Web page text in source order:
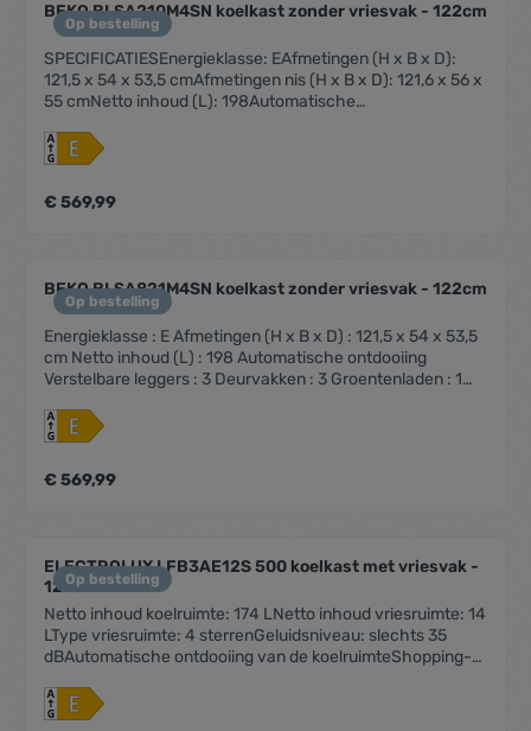
Op bestelling
BEKO BLSA210M4SN koelkast zonder vriesvak - 122cm
SPECIFICATIESEnergieklasse: EAfmetingen (H x B x D):
121,5 x 54 x 53,5 cmAfmetingen nis (H x B x D): 121,6 x 56 x
55 cmNetto inhoud (L): 198Automatische
3Groentenladen: 1Omkeerbare deurMeubelbevestiging:
geleidersysteemUitsluitend voor
voetjesIngebouwde verdamperRegelbare
energieverbruik (kWu): 100Energy Efficency Index (EEI):
99.3Gewicht (Kg): 38.5
€ 569,99
Op bestelling
BEKO BLSA821M4SN koelkast zonder vriesvak - 122cm
Energieklasse : E Afmetingen (H x B x D) : 121,5 x 54 x 53,5
cm Netto inhoud (L) : 198 Automatische ontdooiing
Verstelbare leggers : 3 Deurvakken : 3 Groentenladen : 1
geleidersysteem Uitsluitend voor kolombouw
Binnenverlichting : LED Verstelbare voetjes Ingebouwde
35 dBA Geluidsklasse : C Koelgas : R600a Klimaatklasse :
€ 569,99
Op bestelling
ELECTROLUX LFB3AE12S 500 koelkast met vriesvak -
122cm
Netto inhoud koelruimte: 174 LNetto inhoud vriesruimte: 14
LType vriesruimte: 4 sterrenGeluidsniveau: slechts 35
dBAutomatische ontdooiing van de koelruimteShopping-
interieurverlichtingDeurscharnieren: rechts
&omkeerbaarSchuiftechniek voor deurLeggers